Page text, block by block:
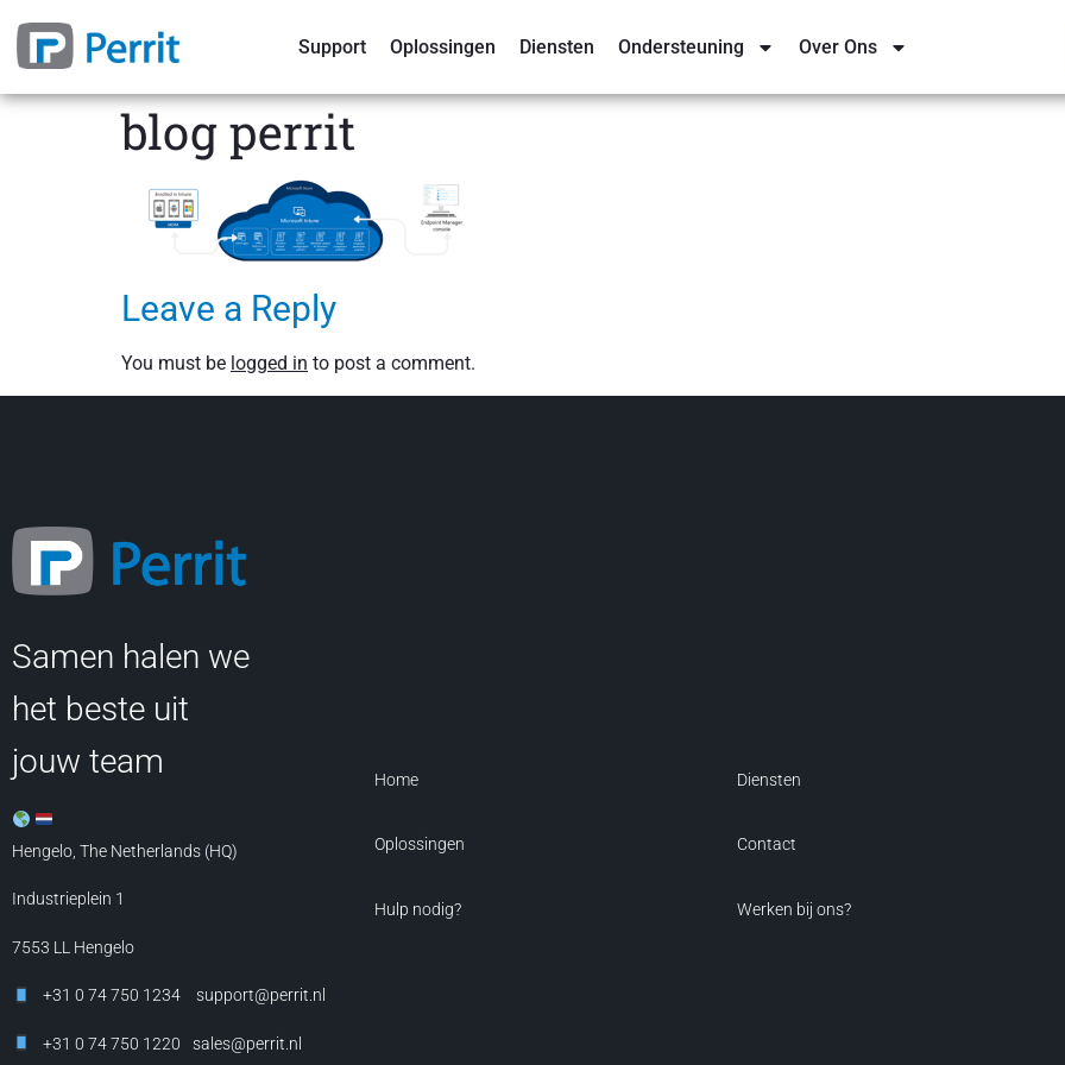
Support Oplossingen Diensten Ondersteuning Over Ons
blog perrit
Leave a Reply
You must be logged in to post a comment.
Samen halen we
het beste uit
jouw team
Hengelo, The Netherlands (HQ)
Industrieplein 1
7553 LL Hengelo
+31 0 74 750 1234 support@perrit.nl
+31 0 74 750 1220 sales@perrit.nl
Home
Oplossingen
Hulp nodig?
Diensten
Contact
Werken bij ons?